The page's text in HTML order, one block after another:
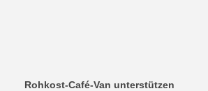
Rohkost-Café-Van unterstützen